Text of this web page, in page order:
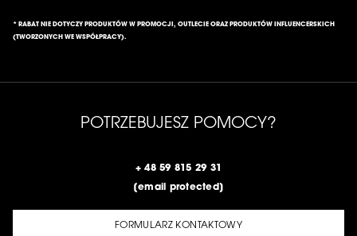
* RABAT NIE DOTYCZY PRODUKTÓW W PROMOCJI, OUTLECIE ORAZ PRODUKTÓW INFLUENCERSKICH
(TWORZONYCH WE WSPÓŁPRACY).
POTRZEBUJESZ POMOCY?
+ 48 59 815 29 31
[email protected]
FORMULARZ KONTAKTOWY